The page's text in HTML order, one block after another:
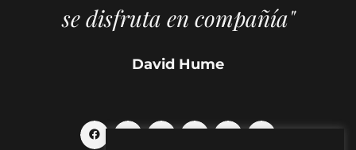
se disfruta en compañía"
David Hume